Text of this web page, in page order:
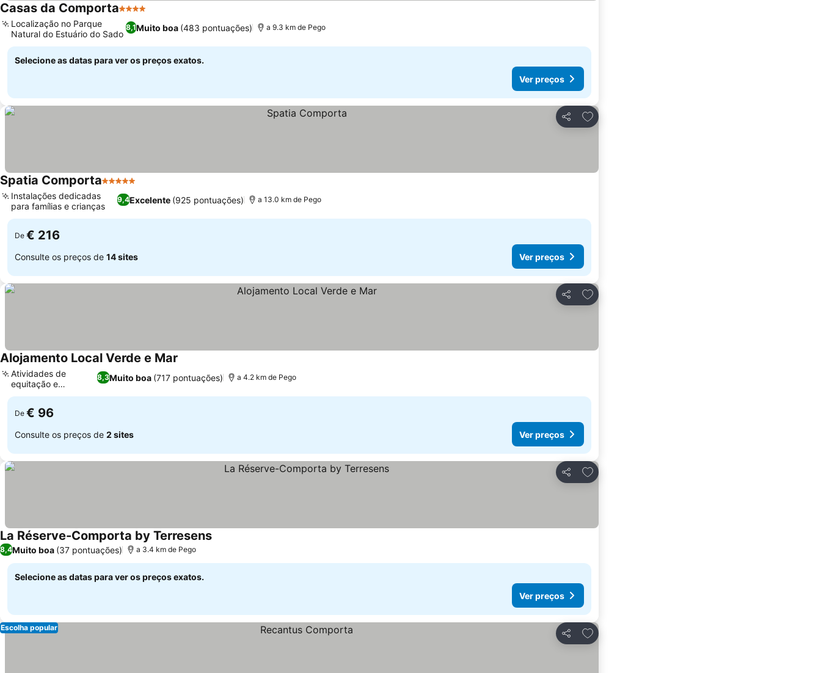
Casas da Comporta4 Estrelas
8,1Muito boa (483 pontuações)
Localização no Parque
Natural do Estuário do Sado
a 9.3 km de Pego
Selecione as datas para ver os preços exatos.
Ver preços
Partilhar
Adicionar aos favoritos
Spatia Comporta5 Estrelas
9,4Excelente (925 pontuações)
Instalações dedicadas
para famílias e crianças
a 13.0 km de Pego
De € 216
Consulte os preços de 14 sites Ver preços
Partilhar
Adicionar aos favoritos
Alojamento Local Verde e Mar
8,3Muito boa (717 pontuações)
Atividades de
equitação e
mergulho
a 4.2 km de Pego
De € 96
Consulte os preços de 2 sites Ver preços
Partilhar
Adicionar aos favoritos
La Réserve-Comporta by TerresensVer preços
8,4Muito boa (37 pontuações) a 3.4 km de Pego
Selecione as datas para ver os preços exatos.
Ver preços
Partilhar
Adicionar aos favoritos
Escolha popular